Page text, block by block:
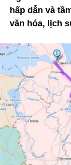
hấp dẫn và
văn hóa, lịch